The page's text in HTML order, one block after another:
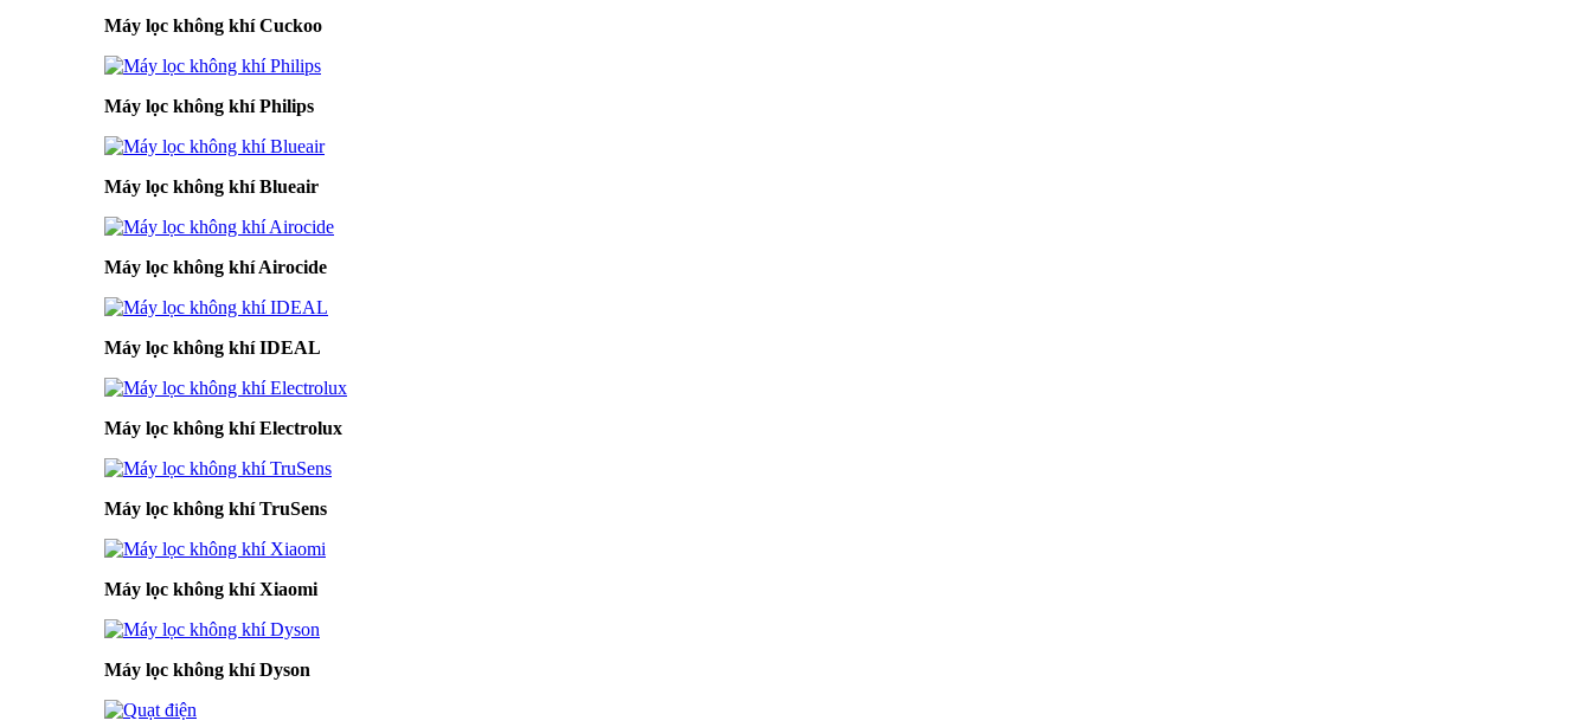
Máy lọc không khí Cuckoo
Máy lọc không khí Philips
Máy lọc không khí Blueair
Máy lọc không khí Airocide
Máy lọc không khí IDEAL
Máy lọc không khí Electrolux
Máy lọc không khí TruSens
Máy lọc không khí Xiaomi
Máy lọc không khí Dyson